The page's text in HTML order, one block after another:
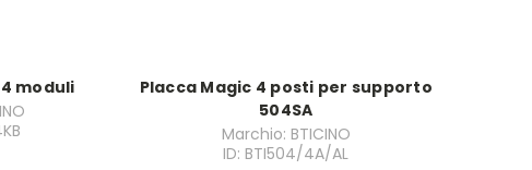
moduli
Placca Magic 4 posti per supporto
504SA
Marchio: BTICINO
ID: BTI504/4A/AL